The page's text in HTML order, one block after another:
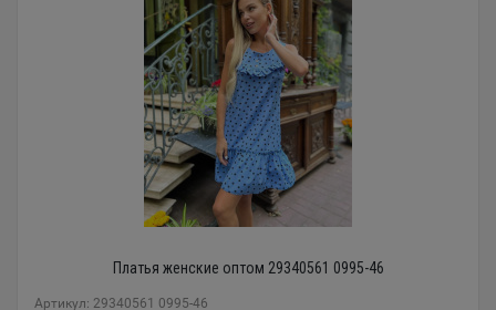
Платья женские оптом 29340561 0995-46
Артикул: 29340561 0995-46